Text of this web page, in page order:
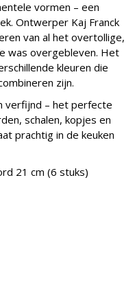
vormen – een
Ontwerper Kaj Franck
van al het overtollige,
was overgebleven. Het
kleuren die
zijn.
verfijnd – het perfecte
schalen, kopjes en
prachtig in de keuken
21 cm (6 stuks)